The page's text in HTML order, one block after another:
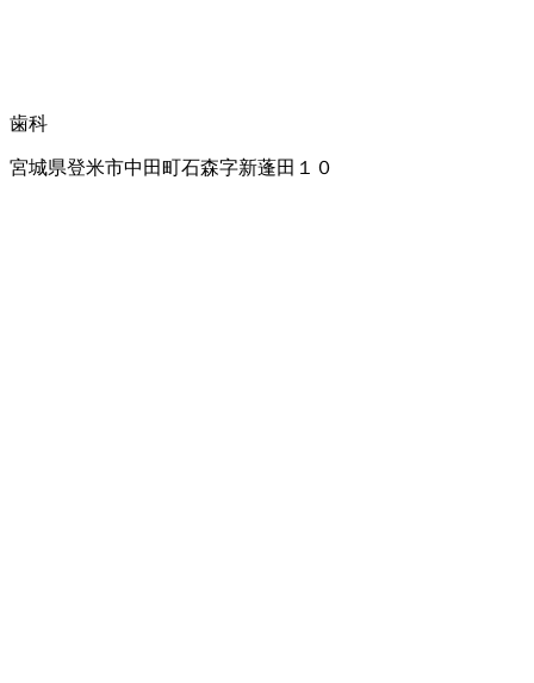
歯科
宮城県登米市中田町石森字新蓬田１０